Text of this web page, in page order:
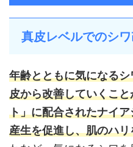
真皮レベルでのシ
年齢とともに気になる
皮から改善していくこ
ト」に配合されたナイ
産生を促進し、肌のハリ